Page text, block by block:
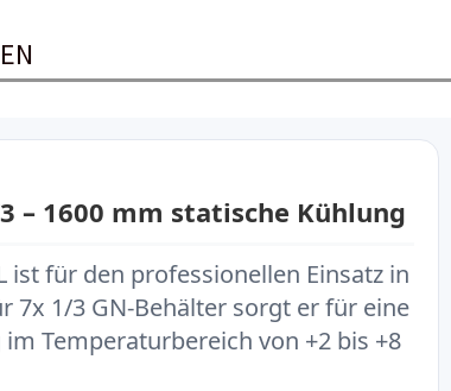
– 1600 mm statische Kühlung
ist für den professionellen Einsatz in
7x 1/3 GN-Behälter sorgt er für eine
Temperaturbereich von +2 bis +8